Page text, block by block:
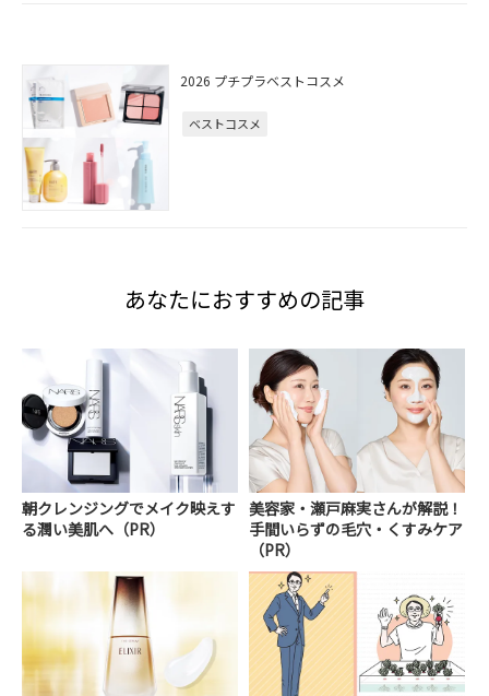
2026 プチプラベストコスメ
ベストコスメ
あなたにおすすめの記事
朝クレンジングでメイク映えす
る潤い美肌へ（PR）
美容家・瀬戸麻実さんが解説！
手間いらずの毛穴・くすみケア
（PR）